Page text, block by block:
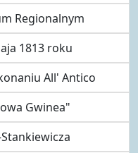
Regionalnym
1813 roku
All' Antico
Gwinea"